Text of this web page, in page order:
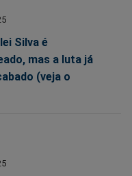
Silva é
mas a luta já
(veja o